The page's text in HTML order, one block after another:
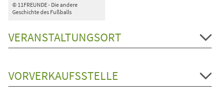
© 11FREUNDE - Die andere
Geschichte des Fußballs
VERANSTALTUNGSORT
VORVERKAUFSSTELLE